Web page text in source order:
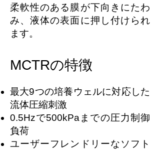
柔軟性のある膜が下向きにたわ
み、液体の表面に押し付けられ
ます。
MCTRの特徴
最大9つの培養ウェルに対応した
流体圧縮刺激
0.5Hzで500kPaまでの圧力制御
負荷
ユーザーフレンドリーなソフト